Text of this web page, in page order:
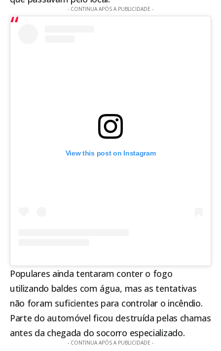
- CONTINUA APÓS A PUBLICIDADE -
View this post on Instagram
Populares ainda tentaram conter o fogo
utilizando baldes com água, mas as tentativas
não foram suficientes para controlar o incêndio.
Parte do automóvel ficou destruída pelas chamas
antes da chegada do socorro especializado.
- CONTINUA APÓS A PUBLICIDADE -